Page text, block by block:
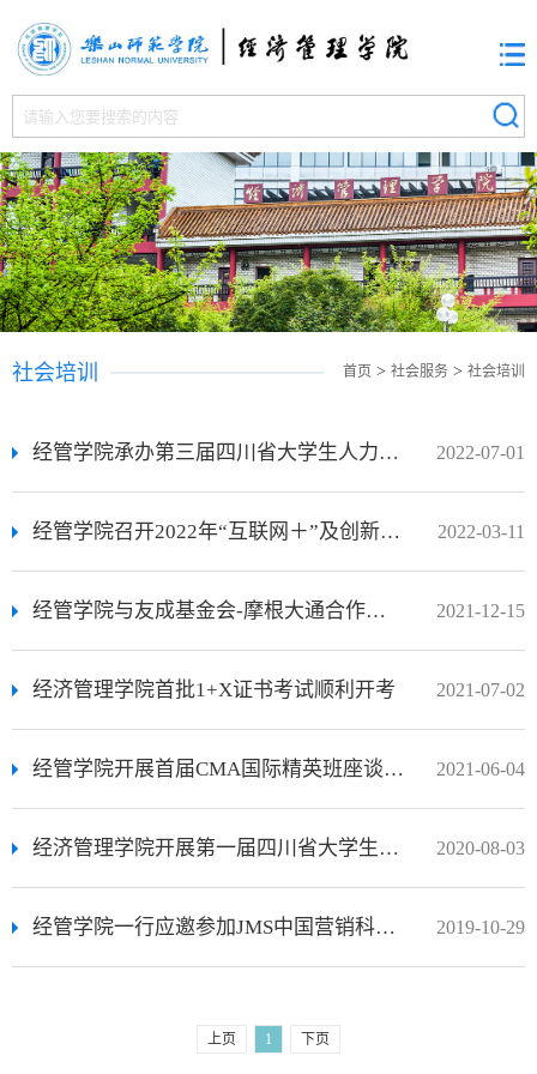
首页 > 社会服务 > 社会培训
社会培训
经管学院承办第三届四川省大学生人力资源管理技能竞赛教师培训会 2022-07-01
经管学院召开2022年“互联网＋”及创新创业项目培训会 2022-03-11
经管学院与友成基金会-摩根大通合作乡村女性经济赋能项目在雷波县启动 2021-12-15
经济管理学院首批1+X证书考试顺利开考 2021-07-02
经管学院开展首届CMA国际精英班座谈交流会 2021-06-04
经济管理学院开展第一届四川省大学生人力资源管理技能竞赛赛前培训工作 2020-08-03
经管学院一行应邀参加JMS中国营销科学学术年会暨博士生论坛 2019-10-29
上页 1 下页